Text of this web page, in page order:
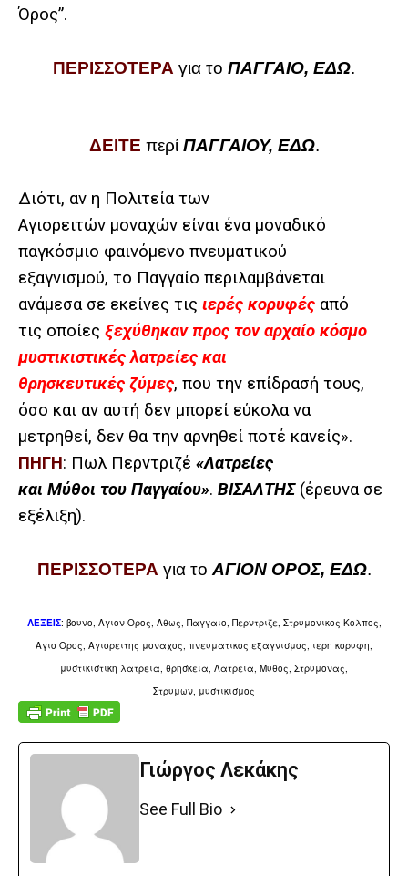
Όρος”.
ΠΕΡΙΣΣΟΤΕΡΑ για το ΠΑΓΓΑΙΟ, ΕΔΩ.
ΔΕΙΤΕ περί ΠΑΓΓΑΙΟΥ, ΕΔΩ.
Διότι, αν η Πολιτεία των
Αγιορειτών μοναχών είναι ένα μοναδικό
παγκόσμιο φαινόμενο πνευματικού
εξαγνισμού, το Παγγαίο περιλαμβάνεται
ανάμεσα σε εκείνες τις ιερές κορυφές από
τις οποίες ξεχύθηκαν προς τον αρχαίο κόσμο
μυστικιστικές λατρείες και
θρησκευτικές ζύμες, που την επίδρασή τους,
όσο και αν αυτή δεν μπορεί εύκολα να
μετρηθεί, δεν θα την αρνηθεί ποτέ κανείς».
ΠΗΓΗ: Πωλ Περντριζέ «Λατρείες
και Μύθοι του Παγγαίου». ΒΙΣΑΛΤΗΣ (έρευνα σε
εξέλιξη).
ΠΕΡΙΣΣΟΤΕΡΑ για τοΑΓΙΟΝ ΟΡΟΣ, ΕΔΩ.
ΛΕΞΕΙΣ: βουνο, Αγιον Ορος, Αθως, Παγγαιο, Περντριζε, Στρυμονικος Κολπος,
Αγιο Ορος, Αγιορειτης μοναχος, πνευματικος εξαγνισμος, ιερη κορυφη,
μυστικιστικη λατρεια, θρησκεια, Λατρεια, Μυθος, Στρυμονας,
Στρυμων, μυστικισμος
Γιώργος Λεκάκης
See Full Bio